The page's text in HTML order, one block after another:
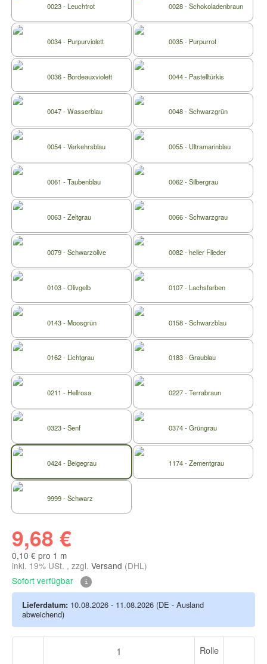
0023 - Leuchtrot 0028 - Schokoladenbraun
0034 - Purpurviolett 0035 - Purpurrot
0036 - Bordeauxviolett 0044 - Pastelltürkis
0047 - Wasserblau 0048 - Schwarzgrün
0054 - Verkehrsblau 0055 - Ultramarinblau
0061 - Taubenblau 0062 - Silbergrau
0063 - Zeltgrau 0066 - Schwarzgrau
0079 - Schwarzolive 0082 - heller Flieder
0103 - Olivgelb 0107 - Lachsfarben
0143 - Moosgrün 0158 - Schwarzblau
0162 - Lichtgrau 0183 - Graublau
0211 - Hellrosa 0227 - Terrabraun
0323 - Senf 0374 - Grüngrau
0424 - Beigegrau 1174 - Zementgrau
9999 - Schwarz
9,68 €
0,10 € pro 1 m
inkl. 19% USt. , zzgl. Versand (DHL)
Sofort verfügbar
Lieferdatum: 10.08.2026 - 11.08.2026 (DE - Ausland
abweichend)
Rolle